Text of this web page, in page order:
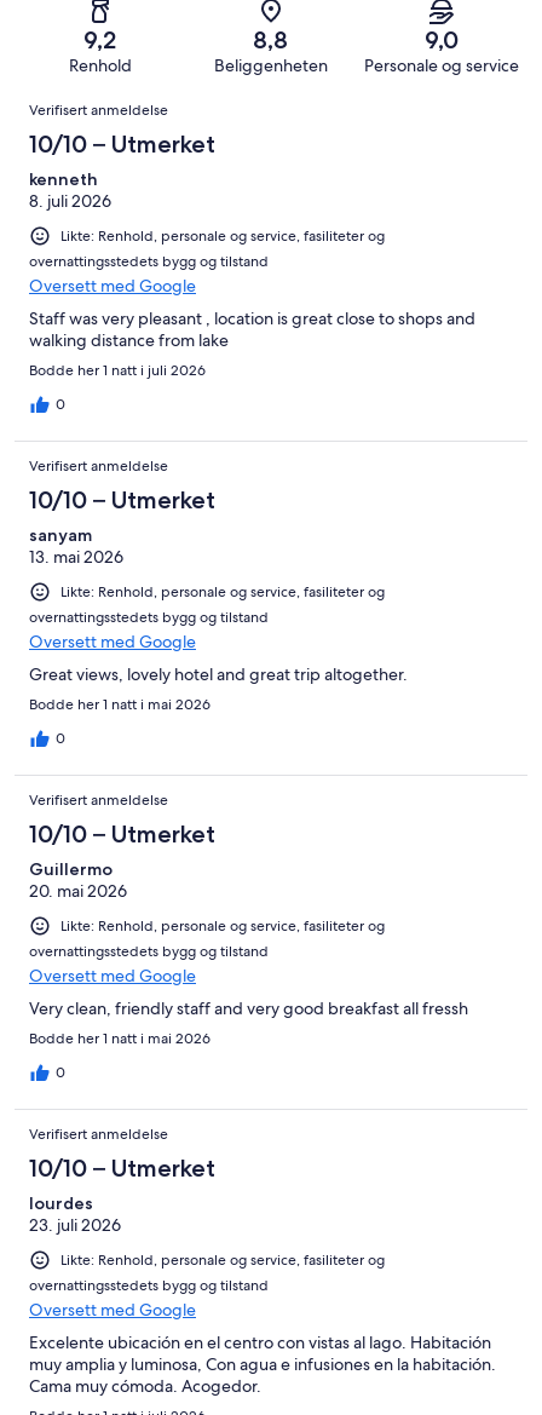
anmeldelser.
anmeldelser.
anmeldelser.
666
anmeldelser.
Forferdelig.
av
666
anmeldelser.
9,2
Renhold
8,8
Beliggenheten
9,0
Personale og service
Anmeldelser
Verifisert anmeldelse
10/10 – Utmerket
kenneth
8. juli 2026
Likte: Renhold, personale og service, fasiliteter og
overnattingsstedets bygg og tilstand
Oversett med Google
Staff was very pleasant , location is great close to shops and
walking distance from lake
Bodde her 1 natt i juli 2026
0
Verifisert anmeldelse
10/10 – Utmerket
sanyam
13. mai 2026
Likte: Renhold, personale og service, fasiliteter og
overnattingsstedets bygg og tilstand
Oversett med Google
Great views, lovely hotel and great trip altogether.
Bodde her 1 natt i mai 2026
0
Verifisert anmeldelse
10/10 – Utmerket
Guillermo
20. mai 2026
Likte: Renhold, personale og service, fasiliteter og
overnattingsstedets bygg og tilstand
Oversett med Google
Very clean, friendly staff and very good breakfast all fressh
Bodde her 1 natt i mai 2026
0
Verifisert anmeldelse
10/10 – Utmerket
lourdes
23. juli 2026
Likte: Renhold, personale og service, fasiliteter og
overnattingsstedets bygg og tilstand
Oversett med Google
Excelente ubicación en el centro con vistas al lago. Habitación
muy amplia y luminosa, Con agua e infusiones en la habitación.
Cama muy cómoda. Acogedor.